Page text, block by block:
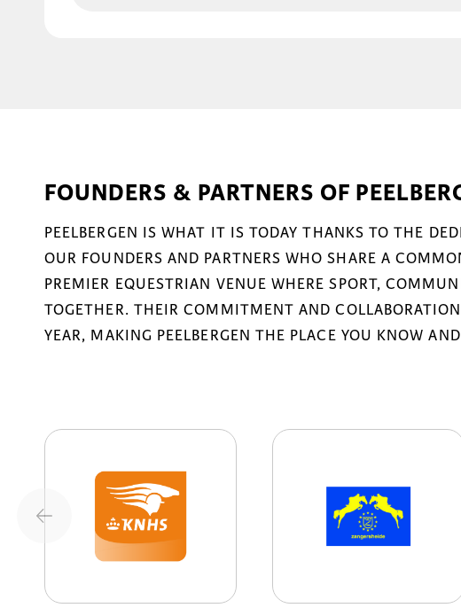
FOUNDERS & PARTNERS OF
PEELBERGEN IS WHAT IT IS TODAY THANKS TO THE
OUR FOUNDERS AND PARTNERS WHO SHARE A
PREMIER EQUESTRIAN VENUE WHERE SPORT,
TOGETHER. THEIR COMMITMENT AND
YEAR, MAKING PEELBERGEN THE PLACE YOU KNOW